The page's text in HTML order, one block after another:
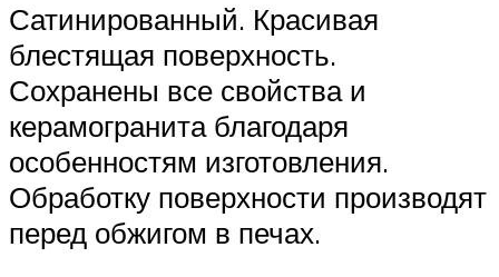
Сатинированный. Красивая
блестящая поверхность.
Сохранены все свойства и
керамогранита благодаря
особенностям изготовления.
Обработку поверхности производят
перед обжигом в печах.